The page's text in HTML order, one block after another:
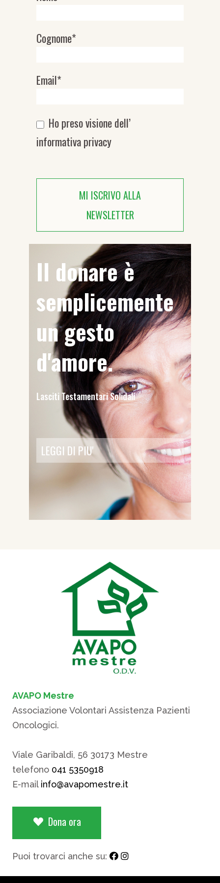
Cognome*
Email*
Ho preso visione dell’
informativa privacy
MI ISCRIVO ALLA
NEWSLETTER
Il donare è
semplicemente
un gesto
d'amore.
Lasciti Testamentari Solidali
LEGGI DI PIU'
AVAPO Mestre
Associazione Volontari Assistenza Pazienti
Oncologici.
Viale Garibaldi, 56 30173 Mestre
telefono 041 5350918
E-mail info@avapomestre.it
Dona ora
Puoi trovarci anche su: